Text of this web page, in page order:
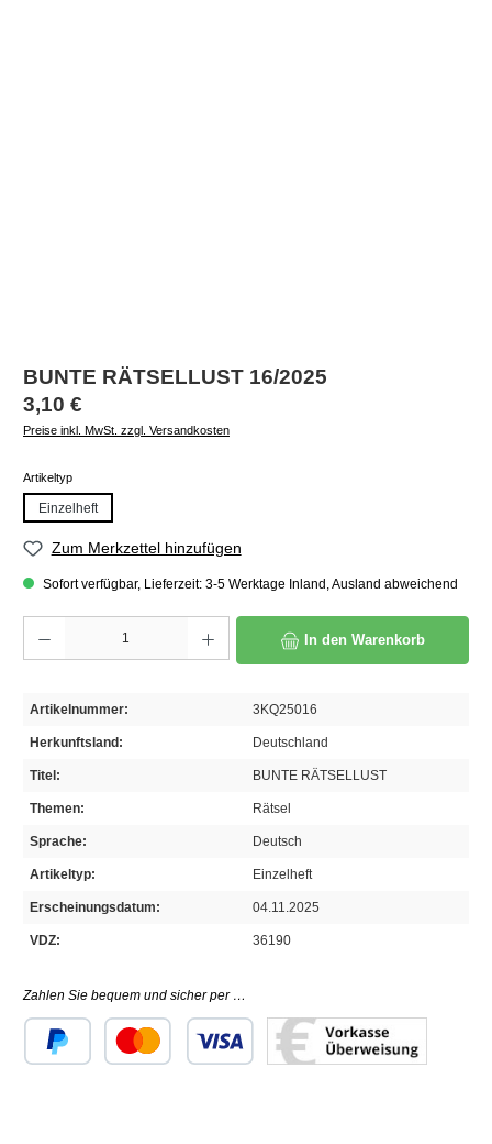
BUNTE RÄTSELLUST 16/2025
Regulärer Preis:
3,10 €
Preise inkl. MwSt. zzgl. Versandkosten
Artikeltypauswählen
Einzelheft
Zum Merkzettel hinzufügen
Sofort verfügbar, Lieferzeit: 3-5 Werktage Inland, Ausland abweichend
In den Warenkorb
Artikelnummer: 3KQ25016
Herkunftsland: Deutschland
Titel: BUNTE RÄTSELLUST
Themen: Rätsel
Sprache: Deutsch
Artikeltyp: Einzelheft
Erscheinungsdatum: 04.11.2025
VDZ: 36190
Zahlen Sie bequem und sicher per …